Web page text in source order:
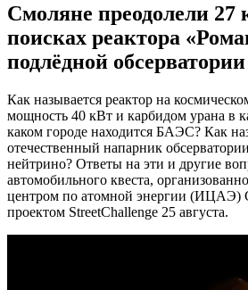
Смоляне преодолели 27
поисках реактора
подлёдной обсерватории
Как называется реактор на
мощность 40 кВт и карбидом урана в
каком городе находится БАЭС? Как
отечественный напарник
нейтрино? Ответы на эти и другие
автомобильного квеста,
центром по атомной энергии (ИЦАЭ)
проектом StreetChallenge 25 августа.